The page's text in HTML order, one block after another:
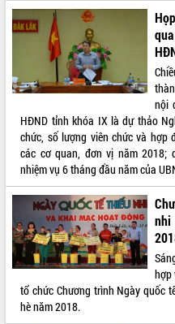
Quyết liệt cải cách hành chính, khơi
thông nguồn lực phát triển
Nâng cao hiệu lực, hiệu quả HĐND
tỉnh thông qua hiện đại hóa hành chính
Xã Ea Phê gắn cải cách hành chính với
Phó Chủ tịch Thường trực UBND tỉnh
Hồ Thị Nguyên Thảo làm việc tại Trung
tâm Phục vụ hành chính công xã Ea
Phê
Xây dựng nền hành chính số đồng
hành cùng nông dân dân, doanh nghiệp
Giai đoạn 2026-2030, Đắk Lắk phấn
đấu có 77% xã đạt chuẩn nông thôn
mới
Chuyển đổi số 'mở đường' cho nông
nghiệp Đắk Lắk tăng trưởng bứt phá
nội
HĐND tỉnh khóa IX là dự thảo
chức, số lượng viên chức và hợp
các cơ quan, đơn vị năm
nhiệm vụ 6 tháng đầu năm của
nhi
hợp
tổ chức Chương trình Ngày quốc
hè năm 2018.